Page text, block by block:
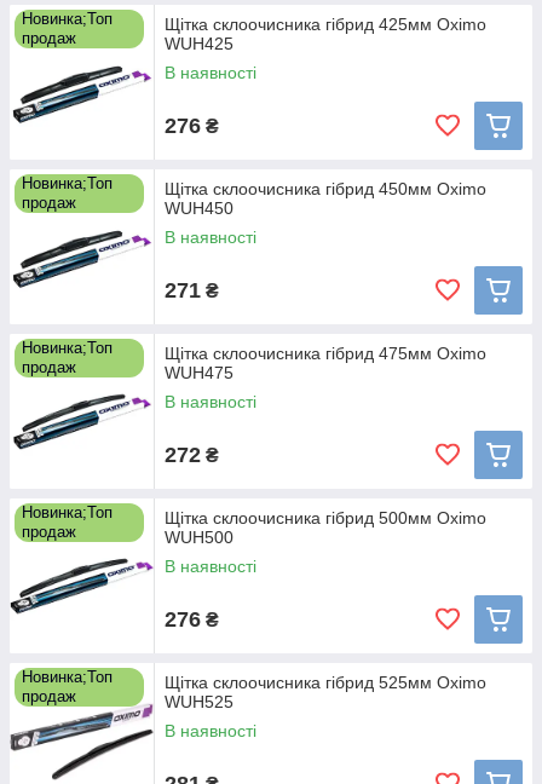
Новинка;Топ
продаж
Щітка склоочисника гібрид 425мм Oximo
WUH425
В наявності
276 ₴
Новинка;Топ
продаж
Щітка склоочисника гібрид 450мм Oximo
WUH450
В наявності
271 ₴
Новинка;Топ
продаж
Щітка склоочисника гібрид 475мм Oximo
WUH475
В наявності
272 ₴
Новинка;Топ
продаж
Щітка склоочисника гібрид 500мм Oximo
WUH500
В наявності
276 ₴
Новинка;Топ
продаж
Щітка склоочисника гібрид 525мм Oximo
WUH525
В наявності